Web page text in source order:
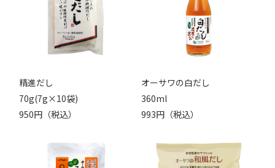
精進だし
70g(7g×10袋)
950円（税込）
オーサワの白だし
360ml
993円（税込）